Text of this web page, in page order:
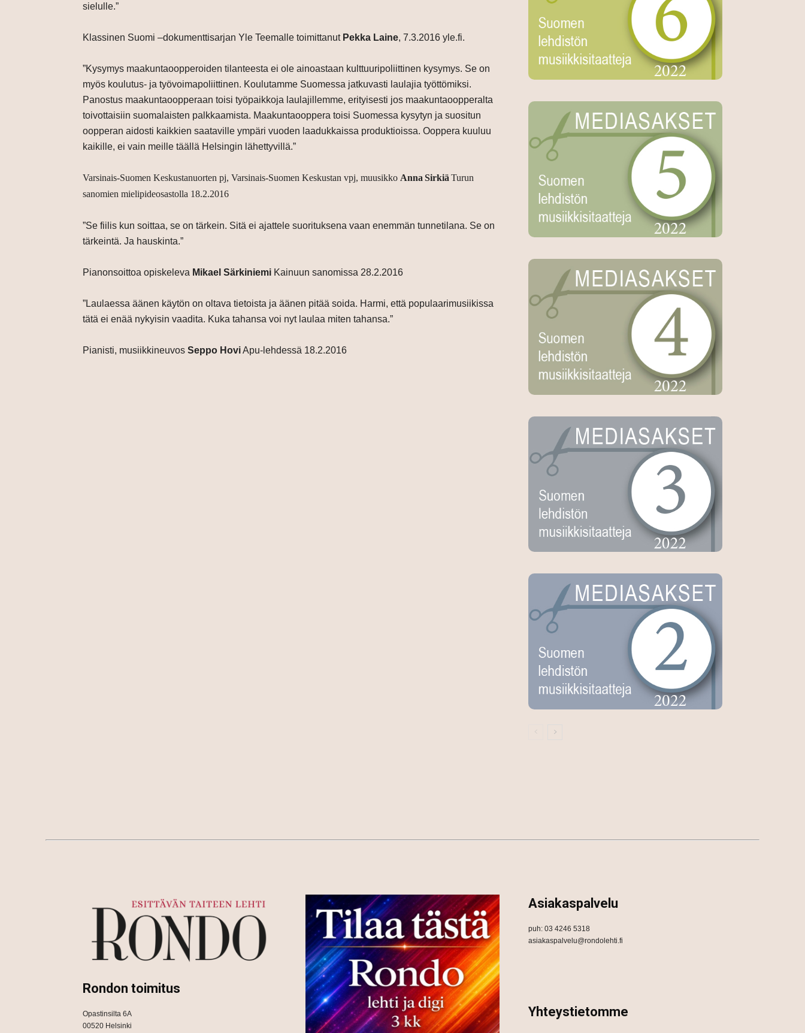
sielulle.”
Klassinen Suomi –dokumenttisarjan Yle Teemalle toimittanut Pekka Laine, 7.3.2016 yle.fi.
”Kysymys maakuntaoopperoiden tilanteesta ei ole ainoastaan kulttuuripoliittinen kysymys. Se on
myös koulutus- ja työvoimapoliittinen. Koulutamme Suomessa jatkuvasti laulajia työttömiksi.
Panostus maakuntaoopperaan toisi työpaikkoja laulajillemme, erityisesti jos maakuntaoopperalta
toivottaisiin suomalaisten palkkaamista. Maakuntaooppera toisi Suomessa kysytyn ja suositun
oopperan aidosti kaikkien saataville ympäri vuoden laadukkaissa produktioissa. Ooppera kuuluu
kaikille, ei vain meille täällä Helsingin lähettyvillä.”
Varsinais-Suomen Keskustanuorten pj, Varsinais-Suomen Keskustan vpj, muusikko Anna Sirkiä Turun
sanomien mielipideosastolla 18.2.2016
”Se fiilis kun soittaa, se on tärkein. Sitä ei ajattele suorituksena vaan enemmän tunnetilana. Se on
tärkeintä. Ja hauskinta.”
Pianonsoittoa opiskeleva Mikael Särkiniemi Kainuun sanomissa 28.2.2016
”Laulaessa äänen käytön on oltava tietoista ja äänen pitää soida. Harmi, että populaarimusiikissa
tätä ei enää nykyisin vaadita. Kuka tahansa voi nyt laulaa miten tahansa.”
Pianisti, musiikkineuvos Seppo HoviApu-lehdessä 18.2.2016
Rondon toimitus
Opastinsilta 6A
00520 Helsinki
Asiakaspalvelu
puh: 03 4246 5318
asiakaspalvelu@rondolehti.fi
Yhteystietomme